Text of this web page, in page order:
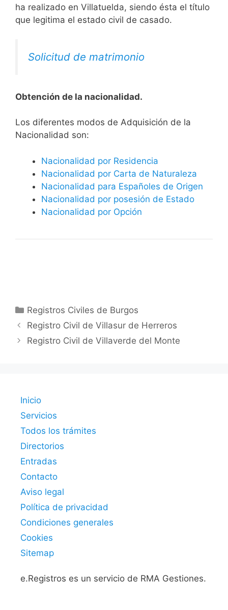
ha realizado en Villatuelda, siendo ésta el título
que legitima el estado civil de casado.
Solicitud de matrimonio
Obtención de la nacionalidad.
​​​Los diferentes modos de Adquisición de la
Nacionalidad son:
Nacionalidad por Residencia
Nacionalidad por Carta de Naturaleza
Nacionalidad para Españoles de Origen
Nacionalidad por posesión de Estado
Nacionalidad por Opción
Categorías
Registros Civiles de Burgos
Registro Civil de Villasur de Herreros
Registro Civil de Villaverde del Monte
Inicio
Servicios
Todos los trámites
Directorios
Entradas
Contacto
Aviso legal
Política de privacidad
Condiciones generales
Cookies
Sitemap
e.Registros es un servicio de RMA Gestiones.